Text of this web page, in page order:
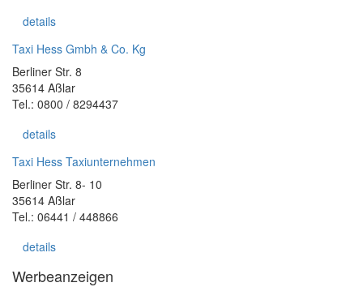
details
Taxi Hess Gmbh & Co. Kg
Berliner Str. 8
35614 Aßlar
Tel.: 0800 / 8294437
details
Taxi Hess Taxiunternehmen
Berliner Str. 8- 10
35614 Aßlar
Tel.: 06441 / 448866
details
Werbeanzeigen